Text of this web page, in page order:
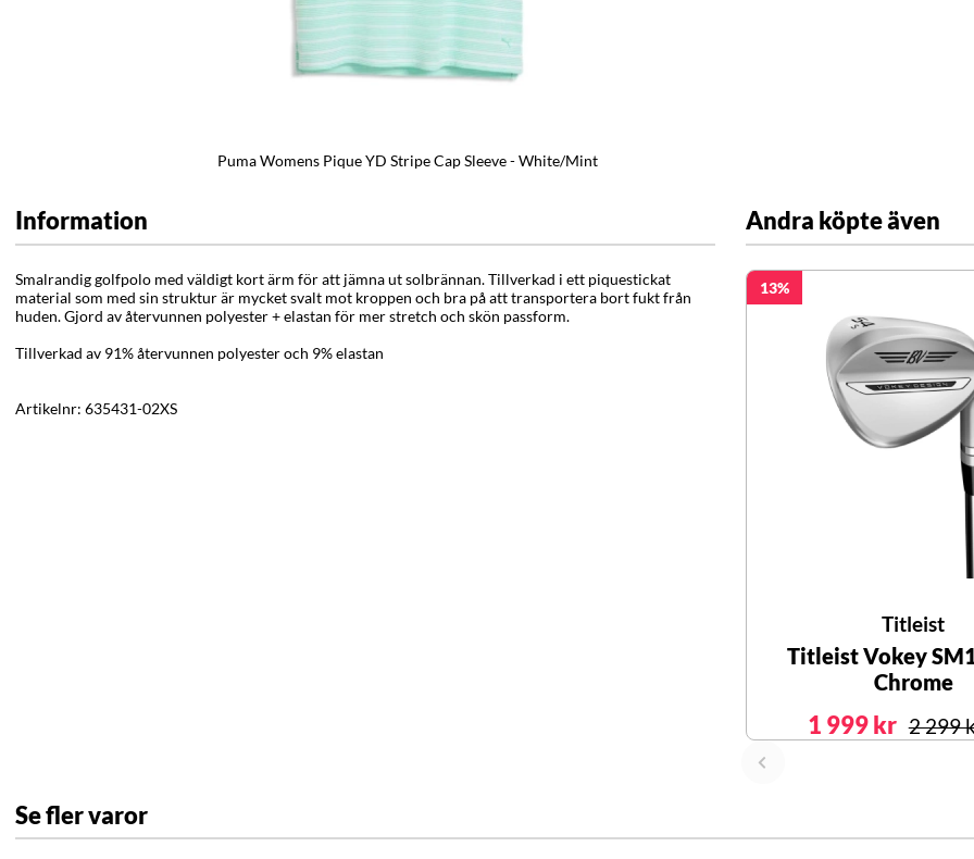
Puma Womens Pique YD Stripe Cap Sleeve - White/Mint
Information
Smalrandig golfpolo med väldigt kort ärm för att jämna ut solbrännan. Tillverkad i ett piquestickat
material som med sin struktur är mycket svalt mot kroppen och bra på att transportera bort fukt från
huden. Gjord av återvunnen polyester + elastan för mer stretch och skön passform.
Tillverkad av 91% återvunnen polyester och 9% elastan
Artikelnr: 635431-02XS
Andra köpte även
13
Titleist
Titleist Vokey
Chrome
1 999 kr 2 299
Se fler varor